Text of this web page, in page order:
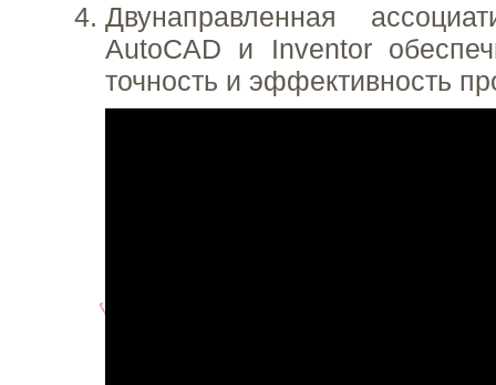
Двунаправленная
AutoCAD и Inventor
точность и эффективность